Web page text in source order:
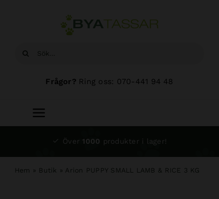
Sök
Frågor? Ring oss: 070-441 94 48
Toggle
Navigation
Över 1000 produkter i lager!
Hem » Butik » Arion PUPPY SMALL LAMB & RICE 3 KG